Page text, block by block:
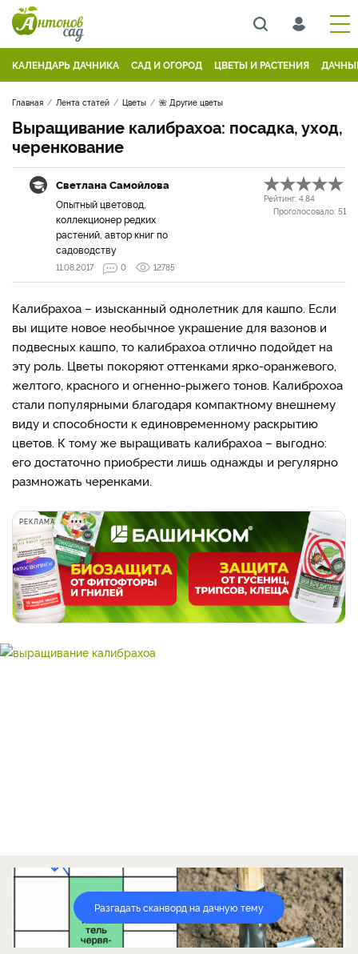
КАЛЕНДАРЬ ДАЧНИКА САД И ОГОРОД ЦВЕТЫ И РАСТЕНИЯ
Главная Лента статей Цветы 🌺 Другие цветы
Выращивание калибрахоа: посадка, уход,
черенкование
Светлана Самойлова
Опытный цветовод,
коллекционер редких
растений, автор книг по
садоводству
Рейтинг: 4.84
Проголосовало: 51
11.08.2017 0 12785
Калибрахоа – изысканный однолетник для кашпо. Если
вы ищите новое необычное украшение для вазонов и
подвесных кашпо, то калибрахоа отлично подойдет на
эту роль. Цветы покоряют оттенками ярко-оранжевого,
желтого, красного и огненно-рыжего тонов. Калиброхоа
стали популярными благодаря компактному внешнему
виду и способности к единовременному раскрытию
цветов. К тому же выращивать калибрахоа – выгодно:
его достаточно приобрести лишь однажды и регулярно
размножать черенками.
РЕКЛАМА
Разгадать сканворд на дачную тему